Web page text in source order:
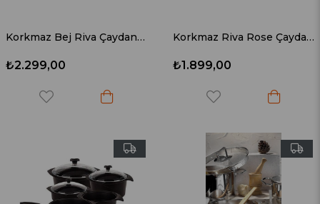
Korkmaz Bej Riva Çaydanlık Takımı A189-02
₺2.299,00
Korkmaz Riva Rose Çaydanlık Takımı A189-01
₺1.899,00